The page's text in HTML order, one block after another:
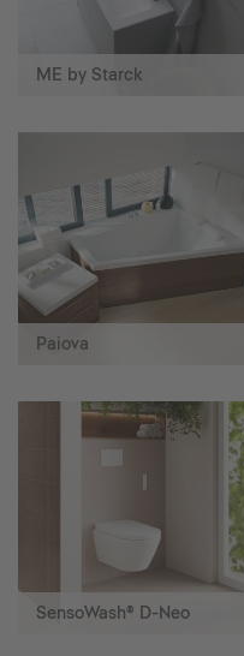
ME by Starck
Paiova
SensoWash® D-Neo